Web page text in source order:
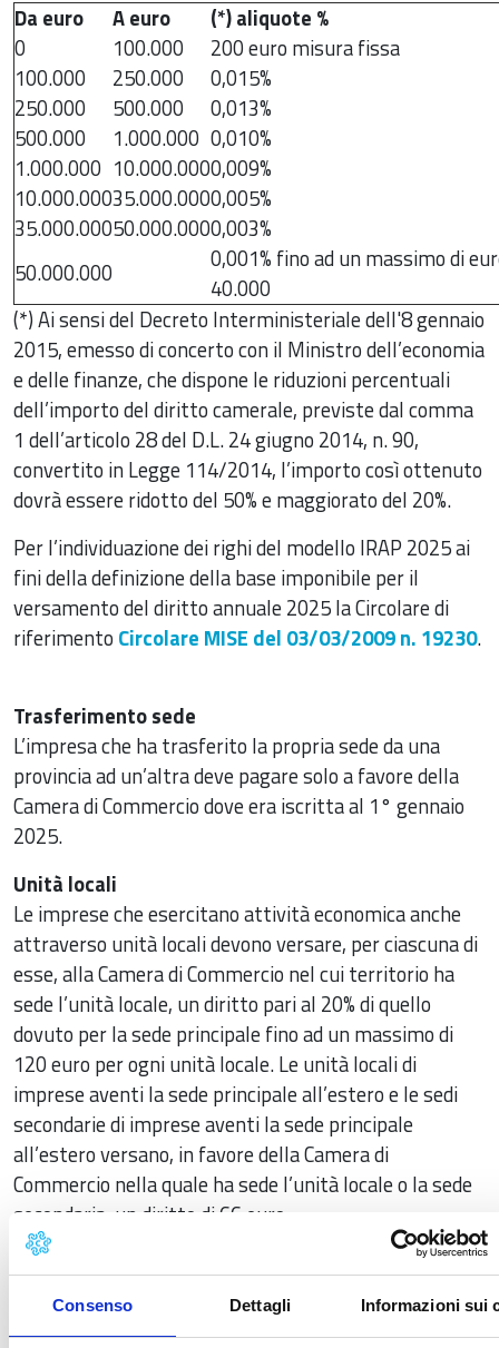
Consenso Dettagli Informazioni sui
Da euro
A euro
(*) aliquote %
0
100.000
200 euro misura fissa
100.000
250.000
0,015%
250.000
500.000
0,013%
500.000
1.000.000 0,010%
1.000.000 10.000.0000,009%
10.000.00035.000.0000,005%
35.000.00050.000.0000,003%
50.000.000
0,001% fino ad un massimo di
40.000
(*) Ai sensi del Decreto Interministeriale dell'8 gennaio
2015, emesso di concerto con il Ministro dell’economia
e delle finanze, che dispone le riduzioni percentuali
dell’importo del diritto camerale, previste dal comma
1 dell’articolo 28 del D.L. 24 giugno 2014, n. 90,
convertito in Legge 114/2014, l’importo così ottenuto
dovrà essere ridotto del 50% e maggiorato del 20%.
Per l’individuazione dei righi del modello IRAP 2025 ai
fini della definizione della base imponibile per il
versamento del diritto annuale 2025 la Circolare di
riferimento Circolare MISE del 03/03/2009 n. 19230.
Trasferimento sede
L’impresa che ha trasferito la propria sede da una
provincia ad un’altra deve pagare solo a favore della
Camera di Commercio dove era iscritta al 1° gennaio
2025.
Unità locali
Le imprese che esercitano attività economica anche
attraverso unità locali devono versare, per ciascuna di
esse, alla Camera di Commercio nel cui territorio ha
sede l’unità locale, un diritto pari al 20% di quello
dovuto per la sede principale fino ad un massimo di
120 euro per ogni unità locale. Le unità locali di
imprese aventi la sede principale all’estero e le sedi
secondarie di imprese aventi la sede principale
all’estero versano, in favore della Camera di
Commercio nella quale ha sede l’unità locale o la sede
secondaria, un diritto di 66 euro.
Arrotondamento
Va eseguito un unico arrotondamento finale, dopo
aver completato tutti i conteggi intermedi per sede ed